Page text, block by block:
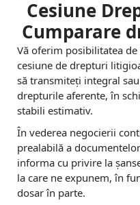
a
r
e
-
V
a
n
d
Cesiune
Cumparare
Vă oferim posibilitatea
cesiune de drepturi
să transmiteți integral
drepturile aferente, în
stabili estimativ.
În vederea negocierii
prealabilă a
informa cu privire la
la care ne expunem, în
dosar în parte.